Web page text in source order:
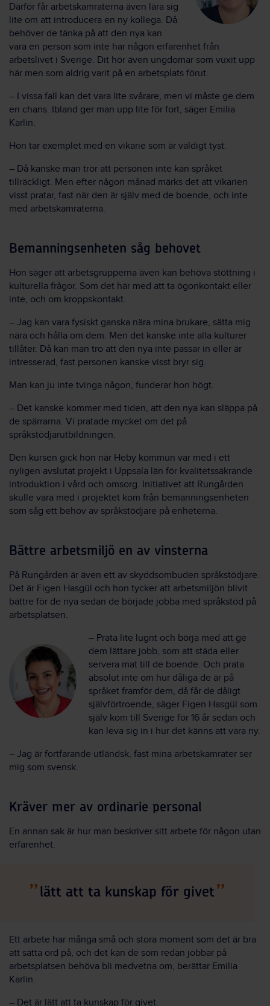
Därför får arbetskamraterna även lära sig
lite om att introducera en ny kollega. Då
behöver de tänka på att den nya kan
vara en person som inte har någon erfarenhet från
arbetslivet i Sverige. Dit hör även ungdomar som vuxit upp
här men som aldrig varit på en arbetsplats förut.
– I vissa fall kan det vara lite svårare, men vi måste ge dem
en chans. Ibland ger man upp lite för fort, säger Emilia
Karlin.
Hon tar exemplet med en vikarie som är väldigt tyst.
– Då kanske man tror att personen inte kan språket
tillräckligt. Men efter någon månad märks det att vikarien
visst pratar, fast när den är själv med de boende, och inte
med arbetskamraterna.
Bemanningsenheten såg behovet
Hon säger att arbetsgrupperna även kan behöva stöttning i
kulturella frågor. Som det här med att ta ögonkontakt eller
inte, och om kroppskontakt.
– Jag kan vara fysiskt ganska nära mina brukare, sätta mig
nära och hålla om dem. Men det kanske inte alla kulturer
tillåter. Då kan man tro att den nya inte passar in eller är
intresserad, fast personen kanske visst bryr sig.
Man kan ju inte tvinga någon, funderar hon högt.
– Det kanske kommer med tiden, att den nya kan släppa på
de spärrarna. Vi pratade mycket om det på
språkstödjarutbildningen.
Den kursen gick hon när Heby kommun var med i ett
nyligen avslutat projekt i Uppsala län för kvalitetssäkrande
introduktion i vård och omsorg. Initiativet att Rungården
skulle vara med i projektet kom från bemanningsenheten
som såg ett behov av språkstödjare på enheterna.
Bättre arbetsmiljö en av vinsterna
På Rungården är även ett av skyddsombuden språkstödjare.
Det är Figen Hasgül och hon tycker att arbetsmiljön blivit
bättre för de nya sedan de började jobba med språkstöd på
arbetsplatsen.
– Prata lite lugnt och börja med att ge
dem lättare jobb, som att städa eller
servera mat till de boende. Och prata
absolut inte om hur dåliga de är på
språket framför dem, då får de dåligt
självförtroende, säger Figen Hasgül som
själv kom till Sverige för 16 år sedan och
kan leva sig in i hur det känns att vara ny.
– Jag är fortfarande utländsk, fast mina arbetskamrater ser
mig som svensk.
Kräver mer av ordinarie personal
En annan sak är hur man beskriver sitt arbete för någon utan
erfarenhet.
lätt att ta kunskap för givet
Ett arbete har många små och stora moment som det är bra
att sätta ord på, och det kan de som redan jobbar på
arbetsplatsen behöva bli medvetna om, berättar Emilia
Karlin.
– Det är lätt att ta kunskap för givet.